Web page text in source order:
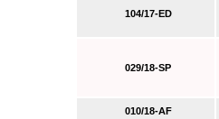
104/17-ED
029/18-SP
010/18-AF